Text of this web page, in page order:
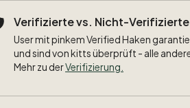
Verifizierte vs. Nicht-
User mit pinkem Verified Haken
und sind von kitts überprüft - alle
Mehr zu derVerifizierung.